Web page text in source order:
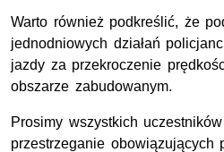
Warto również podkreślić, że
jednodniowych działań
jazdy za przekroczenie
obszarze zabudowanym.
Prosimy wszystkich
przestrzeganie obowiązujących